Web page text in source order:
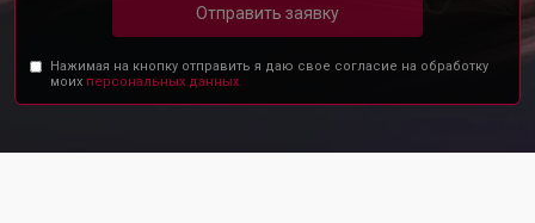
Отправить заявку
Нажимая на кнопку отправить я даю свое согласие на обработку
моих персональных данных.